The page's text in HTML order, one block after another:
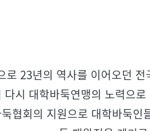
23년의 역사를 이어오던
다시 대학바둑연맹의 노력으
협회의 지원으로 대학바둑